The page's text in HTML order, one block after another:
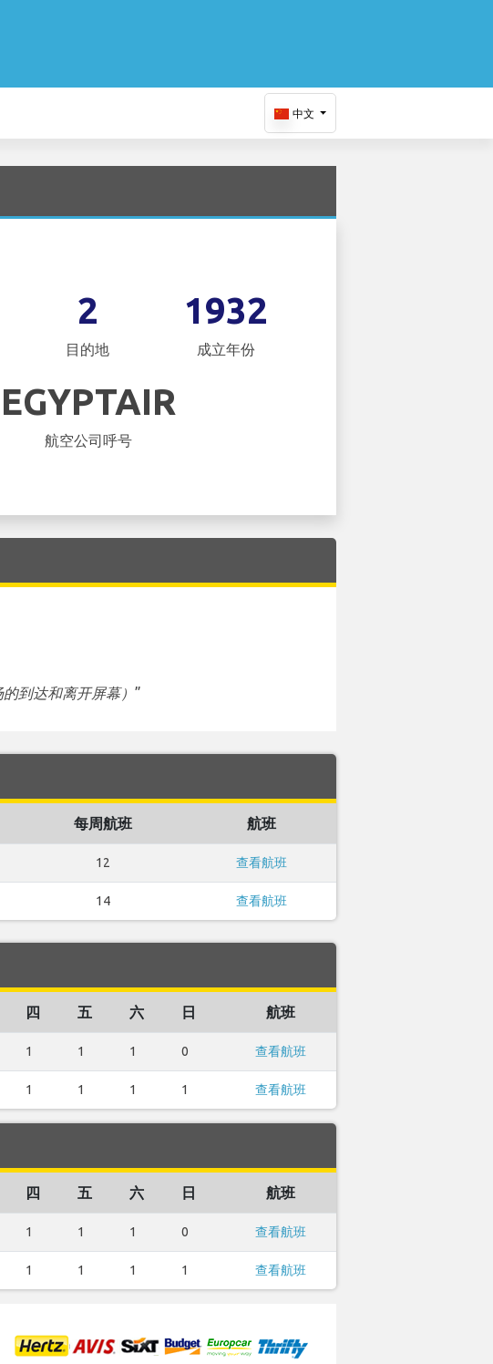
中文
2
目的地
1932
成立年份
EGYPTAIR
航空公司呼号
到达和离开屏幕） ”
每周航班 航班
12 查看航班
14 查看航班
四 五 六 日 航班
1 1 1 0 查看航班
1 1 1 1 查看航班
四 五 六 日 航班
1 1 1 0 查看航班
1 1 1 1 查看航班